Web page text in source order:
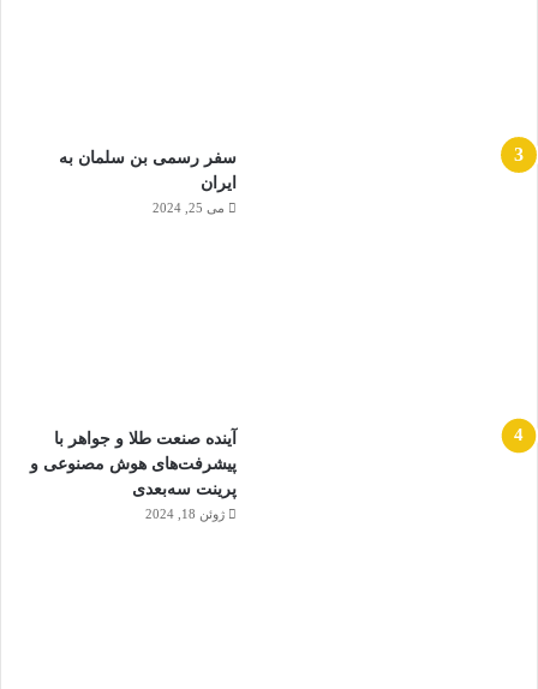
سفر رسمی بن سلمان به
ایران
می 25, 2024
آینده صنعت طلا و جواهر با
پیشرفت‌های هوش مصنوعی و
پرینت سه‌بعدی
ژوئن 18, 2024